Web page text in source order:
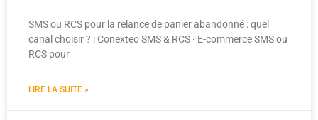
SMS ou RCS pour la relance de panier abandonné : quel
canal choisir ? | Conexteo SMS & RCS · E-commerce SMS ou
RCS pour
LIRE LA SUITE »